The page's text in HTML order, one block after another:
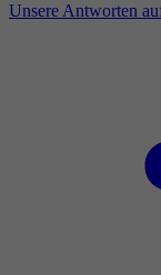
Unsere Antworten